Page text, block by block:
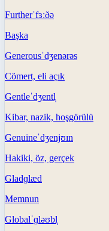
Furtherˈfɜːðə
Başka
Generousˈdʒenərəs
Cömert, eli açık
Gentleˈdʒentl̩
Kibar, nazik, hoşgörülü
Genuineˈdʒenjʊɪn
Hakiki, öz, gerçek
Gladɡlæd
Memnun
Globalˈɡləʊbl̩